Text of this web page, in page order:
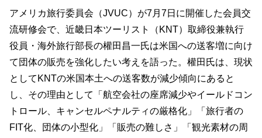
アメリカ旅行委員会（JVUC）が7月7日に開催した会員交
流研修会で、近畿日本ツーリスト（KNT）取締役兼執行
役員・海外旅行部長の權田昌一氏は米国への送客増に向け
て団体の販売を強化したい考えを語った。權田氏は、現状
としてKNTの米国本土への送客数が減少傾向にあると
し、その理由として「航空会社の座席減少やイールドコン
トロール、キャンセルペナルティの厳格化」「旅行者の
FIT化、団体の小型化」「販売の難しさ」「観光素材の周